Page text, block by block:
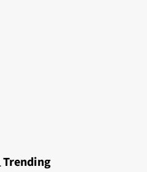
Trending